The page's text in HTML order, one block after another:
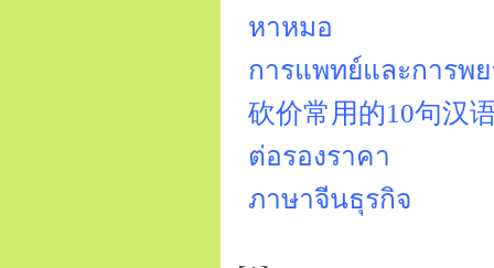
หาหมอ
การแพทย์และการพ
砍价常用的10句汉
ต่อรองราคา
ภาษาจีนธุรกิจ